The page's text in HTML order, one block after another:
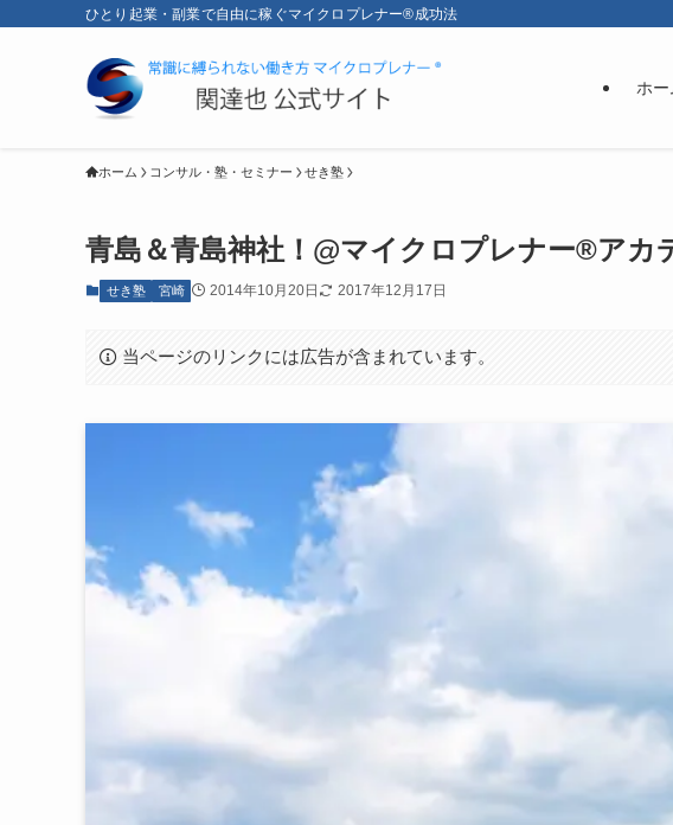
ひとり起業・副業で自由に稼ぐマイクロプレナー®成功法
ホー
ホーム コンサル・塾・セミナー せき塾
青島＆青島神社！@マイクロプレナー®アカ
せき塾 宮崎 2014年10月20日 2017年12月17日
当ページのリンクには広告が含まれています。